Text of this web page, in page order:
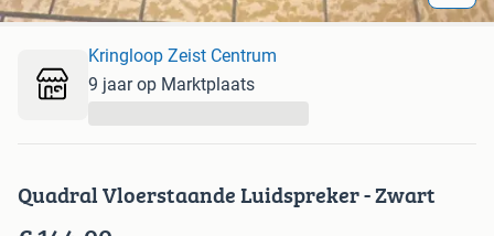
Quadral Vloerstaande Luidspreker - Zwart
Kringloop Zeist Centrum
9 jaar op Marktplaats